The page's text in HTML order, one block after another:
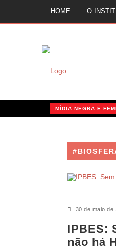
HOME O
MÍDIA NEGRA E
30 de maio de
IPBES:
não há